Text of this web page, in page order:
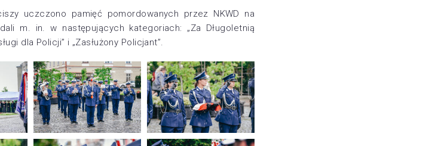
uczczono pamięć pomordowanych przez NKWD na
m. in. w następujących kategoriach: „Za Długoletnią
dla Policji” i „Zasłużony Policjant”.